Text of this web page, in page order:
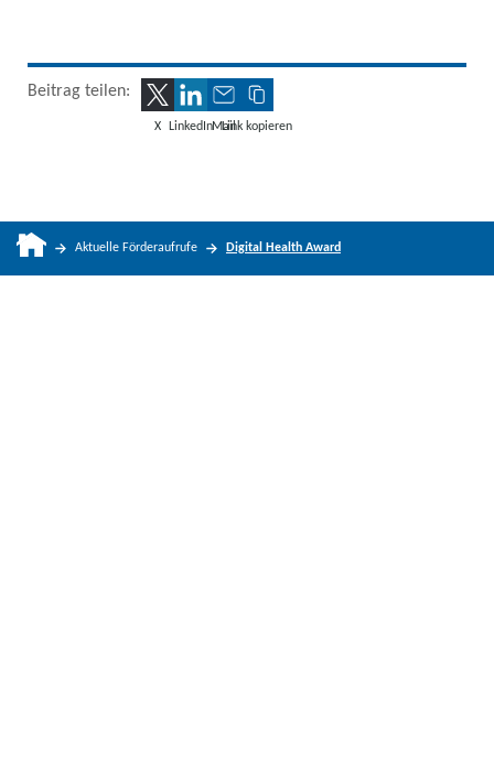
Beitrag teilen:
X LinkedInMailLink kopieren
Aktuelle Förderaufrufe Digital Health Award